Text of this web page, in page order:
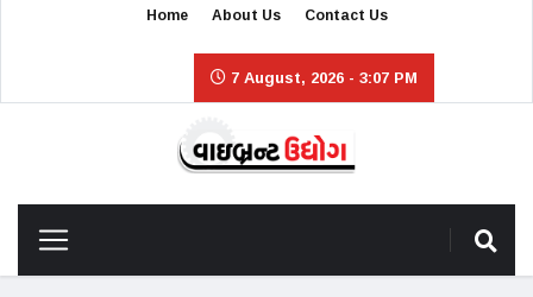
Home About Us Contact Us
7 August, 2026 - 3:07 PM